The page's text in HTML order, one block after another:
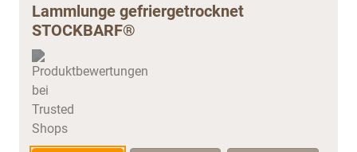
Lammlunge gefriergetrocknet
STOCKBARF®